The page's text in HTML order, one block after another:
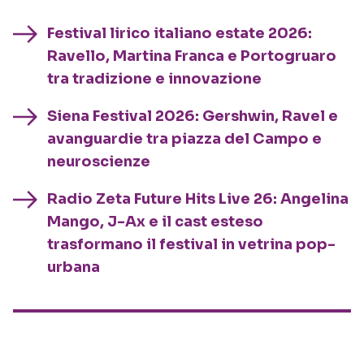
Festival lirico italiano estate 2026:
Ravello, Martina Franca e Portogruaro
tra tradizione e innovazione
Siena Festival 2026: Gershwin, Ravel e
avanguardie tra piazza del Campo e
neuroscienze
Radio Zeta Future Hits Live 26: Angelina
Mango, J-Ax e il cast esteso
trasformano il festival in vetrina pop-
urbana